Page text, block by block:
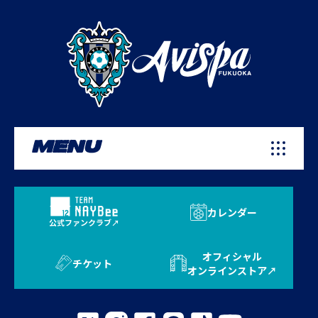
MENU
公式ファンクラブ
カレンダー
チケット
オフィシャル
オンラインストア